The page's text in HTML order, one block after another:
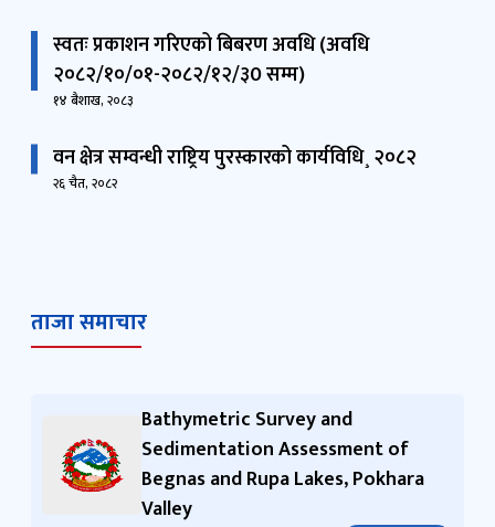
स्वतः प्रकाशन गरिएको बिबरण अवधि (अवधि
२०८२/१०/०१-२०८२/१२/३0 सम्म)
१४ बैशाख, २०८३
वन क्षेत्र सम्वन्धी राष्ट्रिय पुरस्कारको कार्यविधि¸ २०८२
२६ चैत, २०८२
ताजा समाचार
Bathymetric Survey and
Sedimentation Assessment of
Begnas and Rupa Lakes, Pokhara
Valley